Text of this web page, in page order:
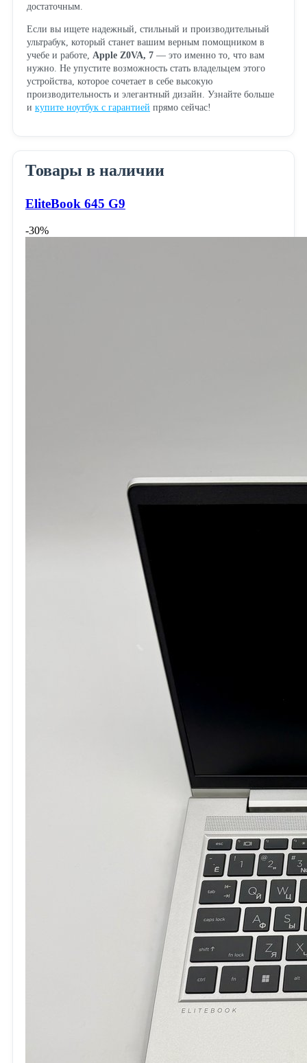
достаточным.
Если вы ищете надежный, стильный и производительный
ультрабук, который станет вашим верным помощником в
учебе и работе, Apple Z0VA, 7— это именно то, что вам
нужно. Не упустите возможность стать владельцем этого
устройства, которое сочетает в себе высокую
производительность и элегантный дизайн. Узнайте больше
и купите ноутбук с гарантией прямо сейчас!
Товары в наличии
EliteBook 645 G9
-30%